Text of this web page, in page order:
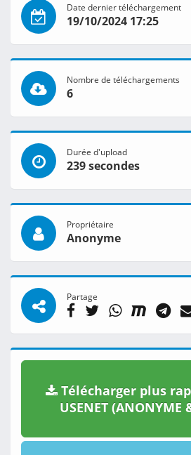
Date dernier téléchargement
19/10/2024 17:25
Nombre de téléchargements
6
Durée d'upload
239 secondes
Propriétaire
Anonyme
Partage
Télécharger plus
USENET (ANONYME